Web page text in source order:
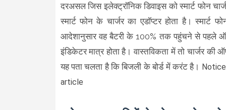
दरअसल जिस इलेक्ट्रॉनिक डिवाइस को स्मार्ट फोन
स्मार्ट फोन के चार्जर का एडॉप्टर होता है। स्मार्ट
आदेशानुसार वह बैटरी के 100% तक पहुंचने से पहले ऑफ
इंडिकेटर मात्र होता है। वास्तविकता में तो चार्जर
यह पता चलता है कि बिजली के बोर्ड में करंट है।
article